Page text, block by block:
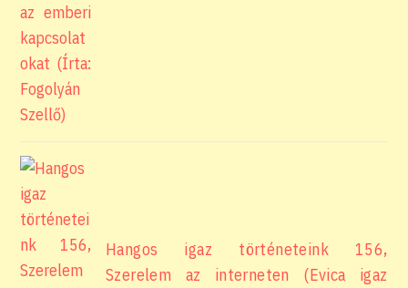
Hangos igaz történeteink 156,
Szerelem az interneten (Evica igaz